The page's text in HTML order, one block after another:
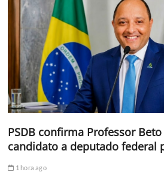
PSDB confirma Professor
candidato a deputado federal
1 hora ago